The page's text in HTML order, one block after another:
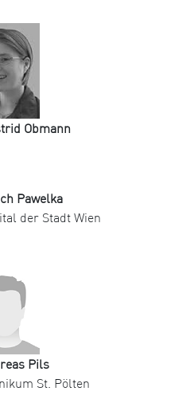
Obmann
Pawelka
der Stadt Wien
Pils
St. Pölten